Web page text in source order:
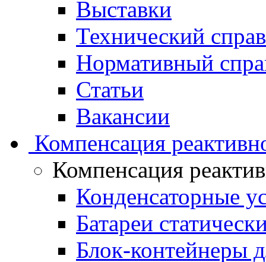
Выставки
Технический
Нормативный
Статьи
Вакансии
Компенсация
Компенсация
Конденсаторные
Батареи
Блок-контейнеры